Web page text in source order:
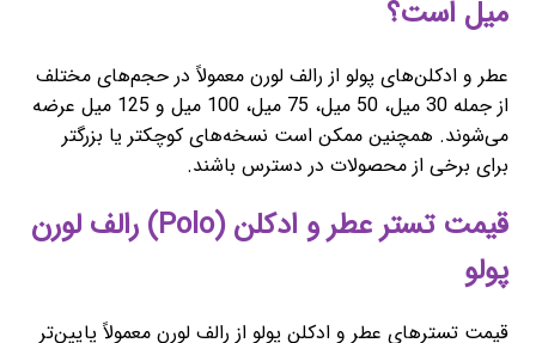
میل است؟
عطر و ادکلن‌های پولو از رالف لورن معمولاً در حجم‌های مختلف
از جمله 30 میل، 50 میل، 75 میل، 100 میل و 125 میل عرضه
می‌شوند. همچنین ممکن است نسخه‌های کوچکتر یا بزرگتر
برای برخی از محصولات در دسترس باشند.
قیمت تستر عطر و ادکلن (Polo) رالف لورن
پولو
قیمت تسترهای عطر و ادکلن پولو از رالف لورن معمولاً پایین‌تر